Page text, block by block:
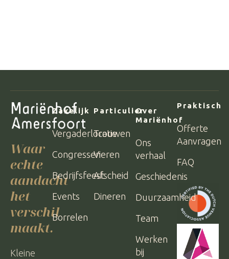
Waar
echte
aandacht
het
verschil
maakt.
Kleine
Zakelijk
Vergaderlocatie
Congressen
Bedrijfsfeest
Events
Borrelen
Particulier
Trouwen
Vieren
Afscheid
Dineren
Over
Mariënhof
Ons
verhaal
Geschiedenis
Duurzaamheid
Team
Werken
bij
Praktisch
Offerte
Aanvragen
FAQ